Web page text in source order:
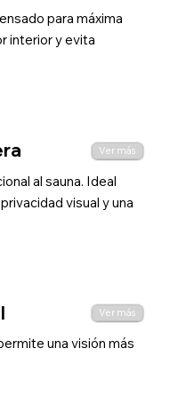
para máxima
interior y evita
Ver más
al sauna. Ideal
visual y una
Ver más
una visión más